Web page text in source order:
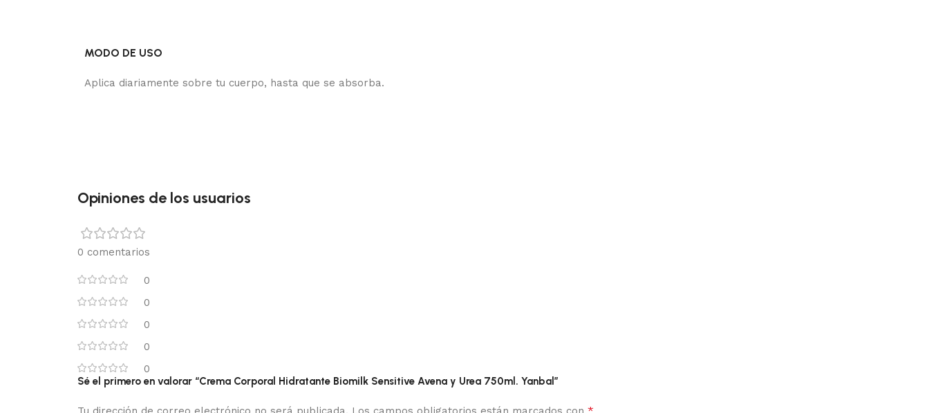
MODO DE USO
Aplica diariamente sobre tu cuerpo, hasta que se absorba.
Opiniones de los usuarios
0 comentarios
0
0
0
0
0
Sé el primero en valorar “Crema Corporal Hidratante Biomilk Sensitive Avena y Urea 750ml. Yanbal”